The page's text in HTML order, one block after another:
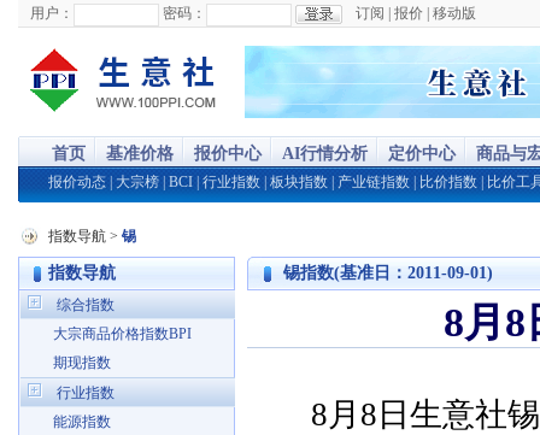
用户： 密码： 订阅 报价 移动版
首页 基准价格 报价中心 AI行情分析 定价中心 商品与
报价动态 大宗榜 BCI 行业指数 板块指数 产业链指数 比价指数 比价工
指数导航 > 锡
指数导航
综合指数
大宗商品价格指数BPI
期现指数
行业指数
能源指数
锡指数(基准日：2011-09-01)
8月8
8月8日生意社